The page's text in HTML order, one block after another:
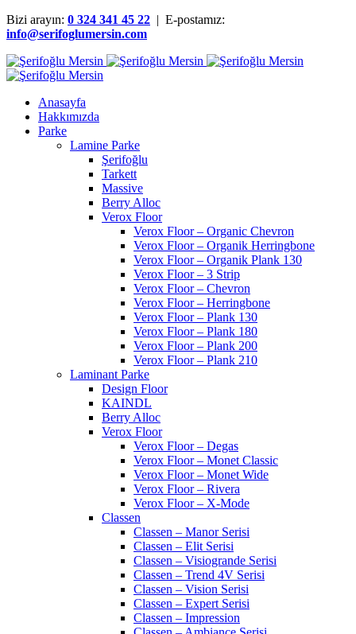
Bizi arayın: 0 324 341 45 22 | E-postamız:
info@serifoglumersin.com
Anasayfa
Hakkımızda
Parke
Lamine Parke
Şerifoğlu
Tarkett
Massive
Berry Alloc
Verox Floor
Verox Floor – Organic Chevron
Verox Floor – Organik Herringbone
Verox Floor – Organik Plank 130
Verox Floor – 3 Strip
Verox Floor – Chevron
Verox Floor – Herringbone
Verox Floor – Plank 130
Verox Floor – Plank 180
Verox Floor – Plank 200
Verox Floor – Plank 210
Laminant Parke
Design Floor
KAINDL
Berry Alloc
Verox Floor
Verox Floor – Degas
Verox Floor – Monet Classic
Verox Floor – Monet Wide
Verox Floor – Rivera
Verox Floor – X-Mode
Classen
Classen – Manor Serisi
Classen – Elit Serisi
Classen – Visiogrande Serisi
Classen – Trend 4V Serisi
Classen – Vision Serisi
Classen – Expert Serisi
Classen – Impression